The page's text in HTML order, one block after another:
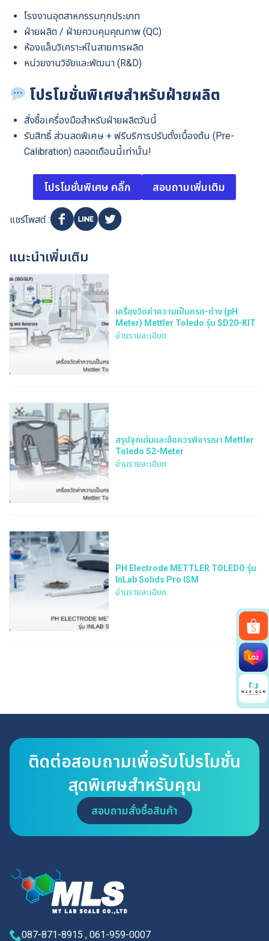
โรงงานอุตสาหกรรมทุกประเภท
ฝ่ายผลิต / ฝ่ายควบคุมคุณภาพ (QC)
ห้องแล็บวิเคราะห์ในสายการผลิต
หน่วยงานวิจัยและพัฒนา (R&D)
โปรโมชั่นพิเศษสำหรับฝ่ายผลิต
สั่งซื้อเครื่องมือสำหรับฝ่ายผลิตวันนี้
รับสิทธิ์ ส่วนลดพิเศษ + ฟรีบริการปรับตั้งเบื้องต้น (Pre-
Calibration) ตลอดเดือนนี้เท่านั้น!
โปรโมชั่นพิเศษ คลิ๊ก สอบถามเพิ่มเติม
แชร์โพสต์ :
แนะนำเพิ่มเติม
เครื่องวัดค่าความเป็นกรด-ด่าง (pH
Meter) Mettler Toledo รุ่น SD20-KIT
อ่านรายละเอียด
สรุปจุดเด่นและข้อควรพิจารณา Mettler
Toledo S2-Meter
อ่านรายละเอียด
PH Electrode METTLER TOLEDO รุ่น
InLab Solids Pro ISM
อ่านรายละเอียด
ติดต่อสอบถามเพื่อรับโปรโมชั่น
สุดพิเศษสำหรับคุณ
สอบถามสั่งซื้อสินค้า
087-871-8915 , 061-959-0007